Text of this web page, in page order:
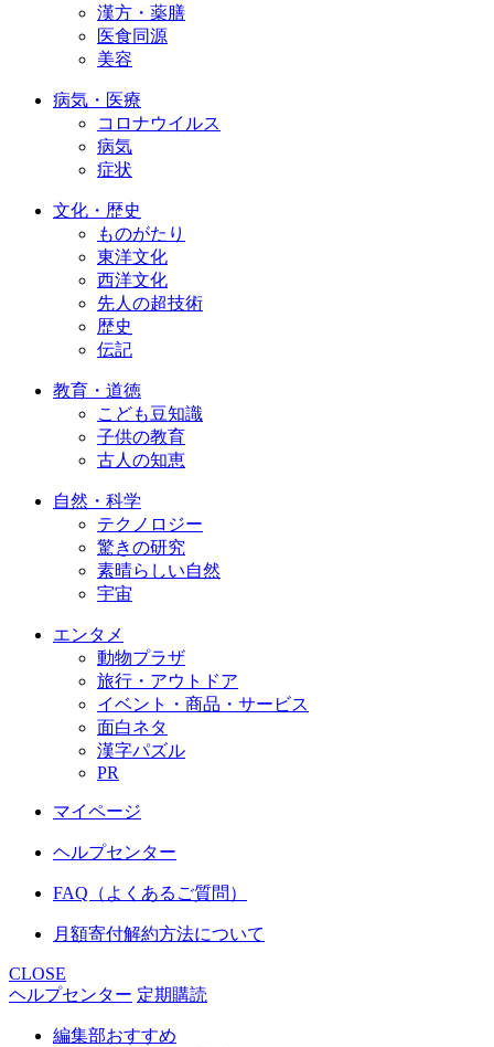
漢方・薬膳
医食同源
美容
病気・医療
コロナウイルス
病気
症状
文化・歴史
ものがたり
東洋文化
西洋文化
先人の超技術
歴史
伝記
教育・道徳
こども豆知識
子供の教育
古人の知恵
自然・科学
テクノロジー
驚きの研究
素晴らしい自然
宇宙
エンタメ
動物プラザ
旅行・アウトドア
イベント・商品・サービス
面白ネタ
漢字パズル
PR
マイページ
ヘルプセンター
FAQ（よくあるご質問）
月額寄付解約方法について
CLOSE
ヘルプセンター 定期購読
編集部おすすめ